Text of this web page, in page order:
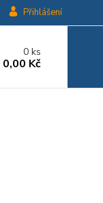
Přihlášení
0ks
0,00 Kč